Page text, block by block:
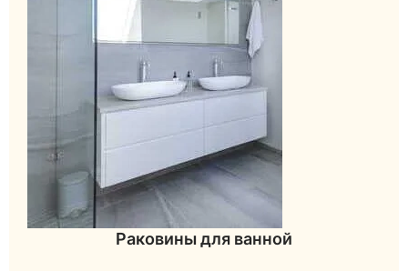
Раковины для ванной